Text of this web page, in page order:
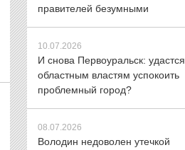
правителей безумными
10.07.2026
И снова Первоуральск: удастся
областным властям успокоить
проблемный город?
08.07.2026
Володин недоволен утечкой